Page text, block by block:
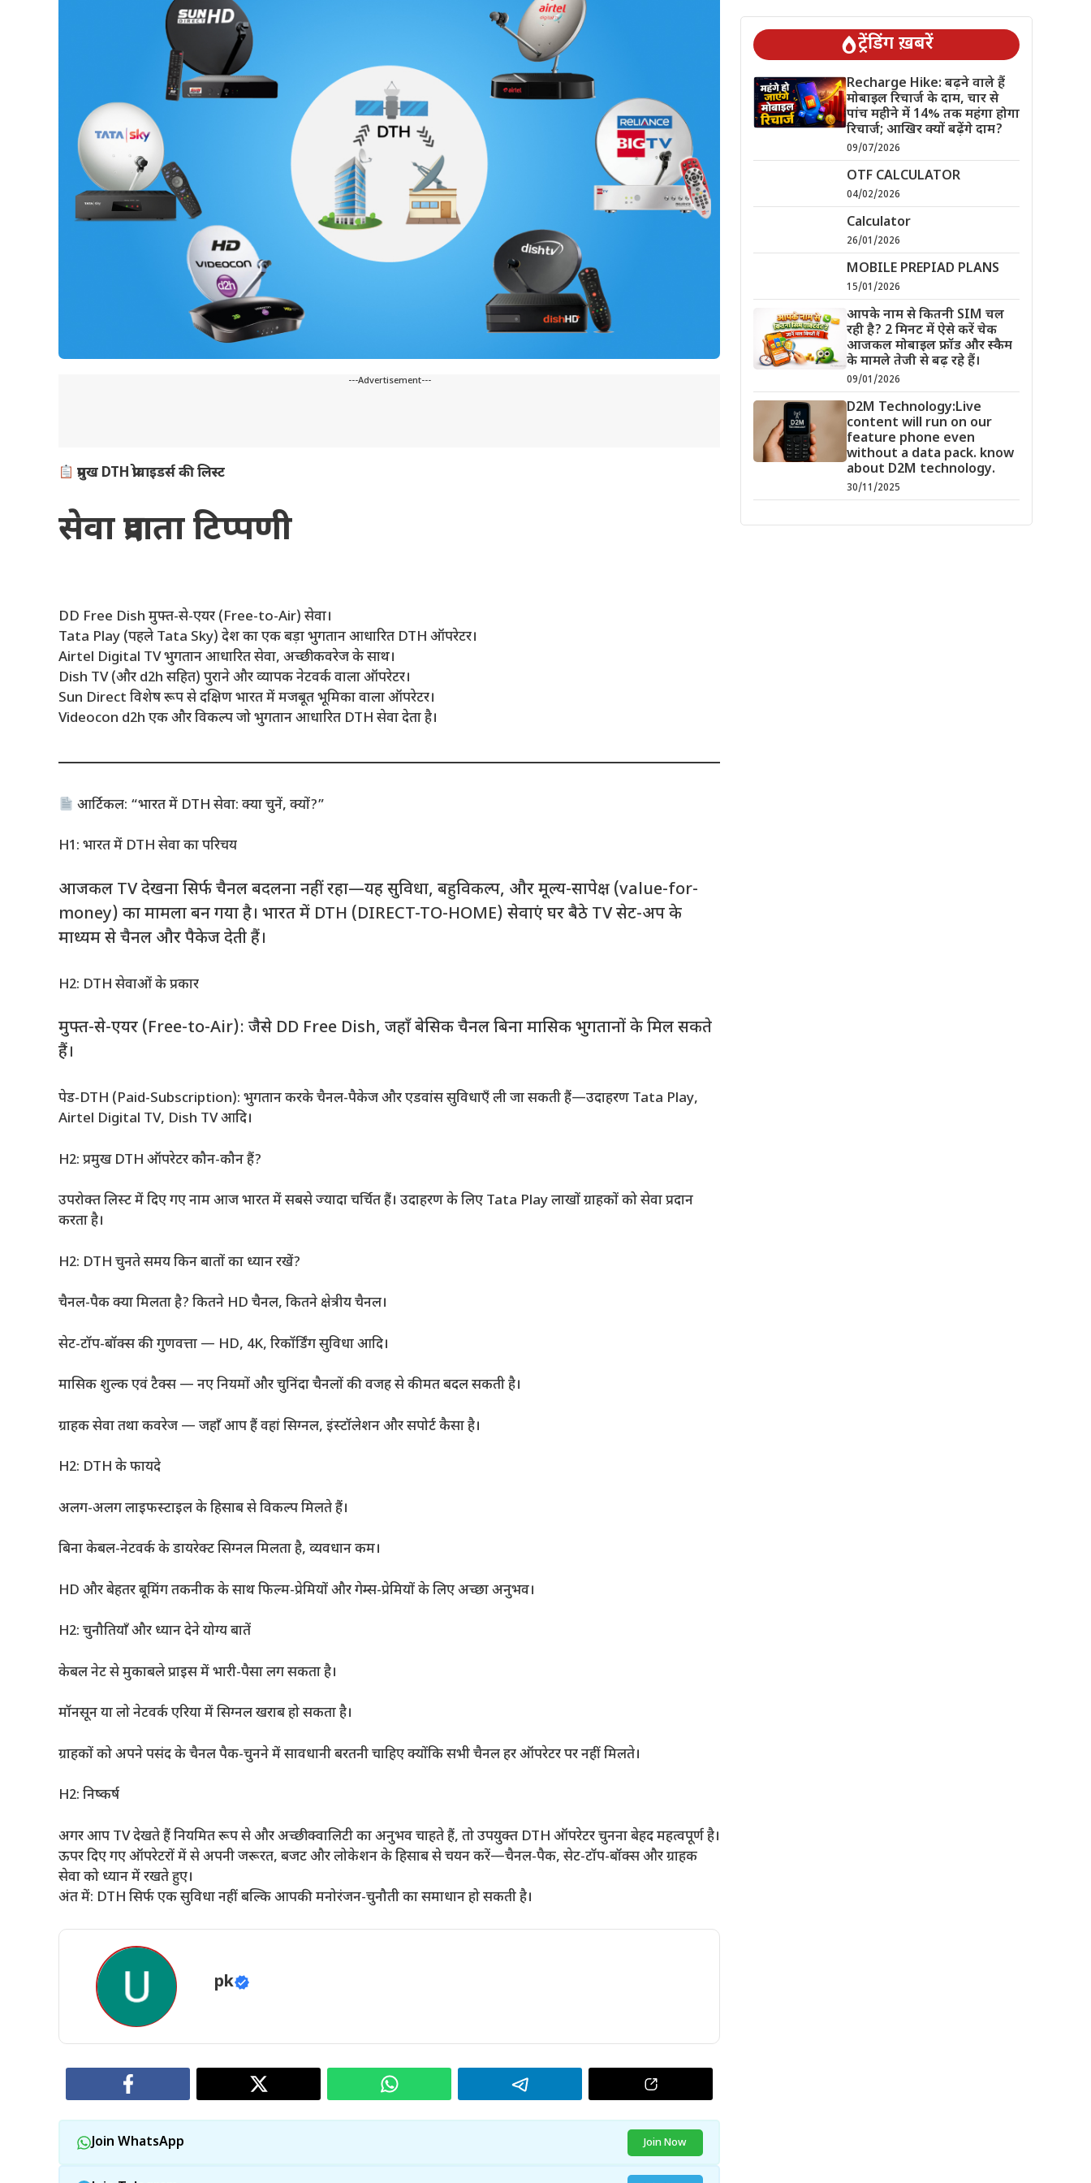
---Advertisement---
प्रमुख DTH प्रोवाइडर्स की लिस्ट
सेवा प्रदाता टिप्पणी
DD Free Dish मुफ्त-से-एयर (Free-to-Air) सेवा।
Tata Play (पहले Tata Sky) देश का एक बड़ा भुगतान आधारित DTH ऑपरेटर।
Airtel Digital TV भुगतान आधारित सेवा, अच्छी कवरेज के साथ।
Dish TV (और d2h सहित) पुराने और व्यापक नेटवर्क वाला ऑपरेटर।
Sun Direct विशेष रूप से दक्षिण भारत में मजबूत भूमिका वाला ऑपरेटर।
Videocon d2h एक और विकल्प जो भुगतान आधारित DTH सेवा देता है।
आर्टिकल: “भारत में DTH सेवा: क्या चुनें, क्यों?”
H1: भारत में DTH सेवा का परिचय
आजकल TV देखना सिर्फ चैनल बदलना नहीं रहा—यह सुविधा, बहुविकल्प, और मूल्य-सापेक्ष (value-for-
money) का मामला बन गया है। भारत में DTH (DIRECT-TO-HOME) सेवाएं घर बैठे TV सेट-अप के
माध्यम से चैनल और पैकेज देती हैं।
H2: DTH सेवाओं के प्रकार
मुफ्त-से-एयर (Free-to-Air): जैसे DD Free Dish, जहाँ बेसिक चैनल बिना मासिक भुगतानों के मिल सकते
हैं।
पेड-DTH (Paid-Subscription): भुगतान करके चैनल-पैकेज और एडवांस सुविधाएँ ली जा सकती हैं—उदाहरण Tata Play,
Airtel Digital TV, Dish TV आदि।
H2: प्रमुख DTH ऑपरेटर कौन-कौन हैं?
उपरोक्त लिस्ट में दिए गए नाम आज भारत में सबसे ज्यादा चर्चित हैं। उदाहरण के लिए Tata Play लाखों ग्राहकों को सेवा प्रदान
करता है।
H2: DTH चुनते समय किन बातों का ध्यान रखें?
चैनल-पैक क्या मिलता है? कितने HD चैनल, कितने क्षेत्रीय चैनल।
सेट-टॉप-बॉक्स की गुणवत्ता — HD, 4K, रिकॉर्डिंग सुविधा आदि।
मासिक शुल्क एवं टैक्स — नए नियमों और चुनिंदा चैनलों की वजह से कीमत बदल सकती है।
ग्राहक सेवा तथा कवरेज — जहाँ आप हैं वहां सिग्नल, इंस्टॉलेशन और सपोर्ट कैसा है।
H2: DTH के फायदे
अलग-अलग लाइफस्टाइल के हिसाब से विकल्प मिलते हैं।
बिना केबल-नेटवर्क के डायरेक्ट सिग्नल मिलता है, व्यवधान कम।
HD और बेहतर बूमिंग तकनीक के साथ फिल्म-प्रेमियों और गेम्स-प्रेमियों के लिए अच्छा अनुभव।
H2: चुनौतियाँ और ध्यान देने योग्य बातें
केबल नेट से मुकाबले प्राइस में भारी-पैसा लग सकता है।
मॉनसून या लो नेटवर्क एरिया में सिग्नल खराब हो सकता है।
ग्राहकों को अपने पसंद के चैनल पैक-चुनने में सावधानी बरतनी चाहिए क्योंकि सभी चैनल हर ऑपरेटर पर नहीं मिलते।
H2: निष्कर्ष
अगर आप TV देखते हैं नियमित रूप से और अच्छी क्वालिटी का अनुभव चाहते हैं, तो उपयुक्त DTH ऑपरेटर चुनना बेहद महत्वपूर्ण है।
ऊपर दिए गए ऑपरेटरों में से अपनी जरूरत, बजट और लोकेशन के हिसाब से चयन करें—चैनल-पैक, सेट-टॉप-बॉक्स और ग्राहक
सेवा को ध्यान में रखते हुए।
अंत में: DTH सिर्फ एक सुविधा नहीं बल्कि आपकी मनोरंजन-चुनौती का समाधान हो सकती है।
pk
Join WhatsApp Join Now
ट्रेंडिंग ख़बरें
Recharge Hike: बढ़ने वाले हैं
मोबाइल रिचार्ज के दाम, चार से
पांच महीने में 14% तक महंगा होगा
रिचार्ज; आखिर क्यों बढ़ेंगे दाम?
09/07/2026
OTF CALCULATOR
04/02/2026
Calculator
26/01/2026
MOBILE PREPIAD PLANS
15/01/2026
आपके नाम से कितनी SIM चल
रही है? 2 मिनट में ऐसे करें चेक
आजकल मोबाइल फ्रॉड और स्कैम
के मामले तेजी से बढ़ रहे हैं।
09/01/2026
D2M Technology:Live
content will run on our
feature phone even
without a data pack. know
about D2M technology.
30/11/2025